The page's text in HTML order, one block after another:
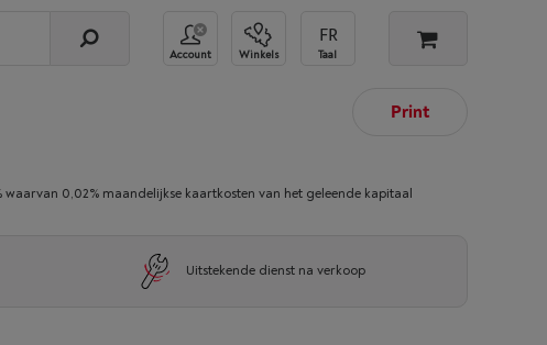
Account Winkels Taal
Print
waarvan 0,02% maandelijkse kaartkosten van het geleende kapitaal
Uitstekende dienst na verkoop